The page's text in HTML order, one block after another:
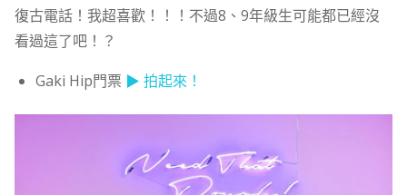
復古電話！我超喜歡！！！不過8、9年級生可能都已經沒
看過這了吧！？
Gaki Hip門票 ▶ 拍起來！